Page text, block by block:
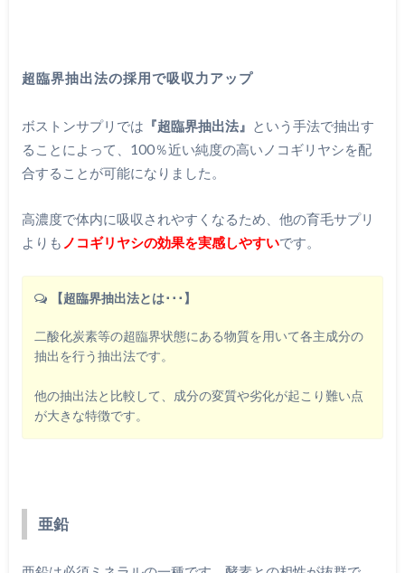
超臨界抽出法の採用で吸収力アップ
ボストンサプリでは 『超臨界抽出法』 という手法で抽出す
ることによって、100％近い純度の高いノコギリヤシを配
合することが可能になりました。
高濃度で体内に吸収されやすくなるため、他の育毛サプリ
よりも ノコギリヤシの効果を実感しやすいです。
【超臨界抽出法とは･･･】
二酸化炭素等の超臨界状態にある物質を用いて各主成分の
抽出を行う抽出法です。
他の抽出法と比較して、成分の変質や劣化が起こり難い点
が大きな特徴です。
亜鉛